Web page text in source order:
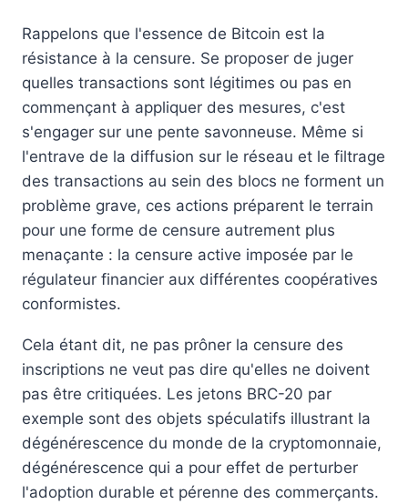
Rappelons que l'essence de Bitcoin est la
résistance à la censure. Se proposer de juger
quelles transactions sont légitimes ou pas en
commençant à appliquer des mesures, c'est
s'engager sur une pente savonneuse. Même si
l'entrave de la diffusion sur le réseau et le filtrage
des transactions au sein des blocs ne forment un
problème grave, ces actions préparent le terrain
pour une forme de censure autrement plus
menaçante : la censure active imposée par le
régulateur financier aux différentes coopératives
conformistes.
Cela étant dit, ne pas prôner la censure des
inscriptions ne veut pas dire qu'elles ne doivent
pas être critiquées. Les jetons BRC-20 par
exemple sont des objets spéculatifs illustrant la
dégénérescence du monde de la cryptomonnaie,
dégénérescence qui a pour effet de perturber
l'adoption durable et pérenne des commerçants.